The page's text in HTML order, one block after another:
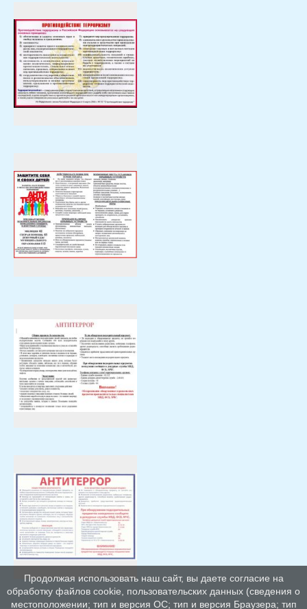
Продолжая использовать наш сайт, вы даете согласие на
обработку файлов cookie, пользовательских данных (сведения о
местоположении; тип и версия ОС; тип и версия Браузера; тип